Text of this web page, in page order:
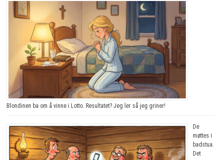
Blondinen ba om å vinne i Lotto. Resultatet? Jeg ler så jeg griner!
De
møttes i
badstua.
Det